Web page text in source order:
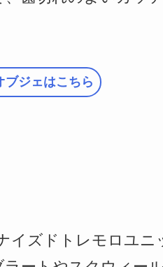
ブジェはこちら
イズドトレモロユニ